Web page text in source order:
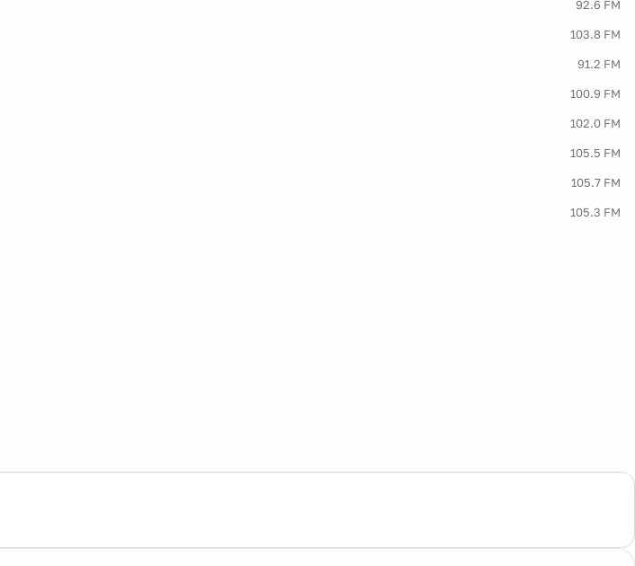
92.6 FM
103.8 FM
91.2 FM
100.9 FM
102.0 FM
105.5 FM
105.7 FM
105.3 FM